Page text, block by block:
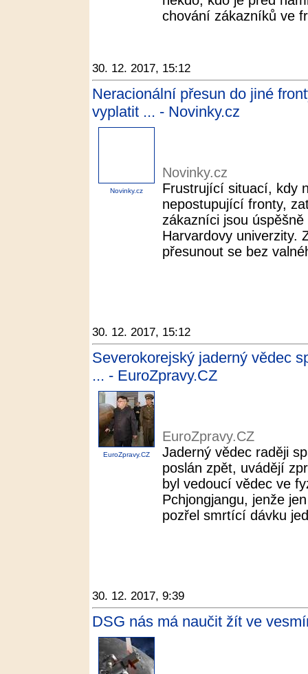
chování zákazníků ve
30. 12. 2017, 15:12
Neracionální přesun do jiné
vyplatit ... - Novinky.cz
Novinky.cz
Novinky.cz
Frustrující situací, kdy
nepostupující fronty,
zákazníci jsou
Harvardovy univerzity.
přesunout se bez
30. 12. 2017, 15:12
Severokorejský jaderný vědec
... - EuroZpravy.CZ
EuroZpravy.CZ
EuroZpravy.CZ
Jaderný vědec raději
poslán zpět, uvádějí
byl vedoucí vědec ve
Pchjongjangu, jenže
pozřel smrtící dávku
30. 12. 2017, 9:39
DSG nás má naučit žít ve